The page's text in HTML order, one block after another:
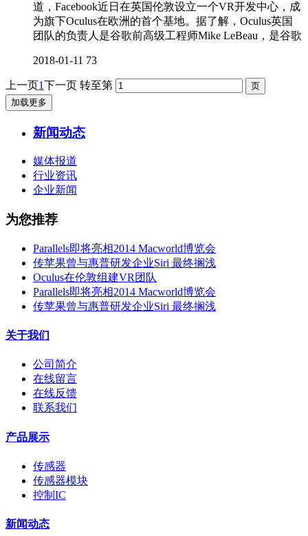
道，Facebook近日在英国伦敦设立一个VR开发中心，成
为旗下Oculus在欧洲的首个基地。据了解，Oculus英国
团队的负责人是谷歌前高级工程师Mike LeBeau，是谷歌
2018-01-11 73
上一页1下一页 转至第
加载更多
新闻动态
媒体报道
行业资讯
企业新闻
为您推荐
Parallels即将亮相2014 Macworld博览会
传苹果曾与惠普研发企业Siri 最终搁浅
Oculus在伦敦组建VR团队
Parallels即将亮相2014 Macworld博览会
传苹果曾与惠普研发企业Siri 最终搁浅
关于我们
公司简介
在线留言
在线反馈
联系我们
产品展示
传感器
传感器模块
控制IC
新闻动态